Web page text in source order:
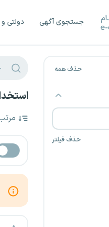
جستجوی آگهی دولتی
حذف همه
حذف فیلتر